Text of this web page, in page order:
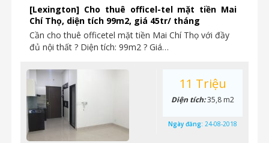
[Lexington] Cho thuê officel-tel mặt tiền Mai
Chí Thọ, diện tích 99m2, giá 45tr/ tháng
Cần cho thuê officetel mặt tiền Mai Chí Thọ với đầy
đủ nội thất ? Diện tích: 99m2 ? Giá…
11 Triệu
Diện tích:35,8 m2
Ngày đăng: 24-08-2018